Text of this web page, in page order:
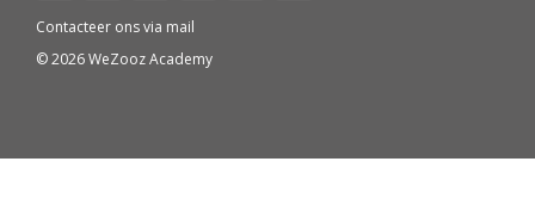
Contacteer ons via mail
© 2026 WeZooz Academy